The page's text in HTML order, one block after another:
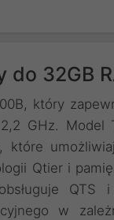
32GB
który
GHz. Model
Qtier i
QTS
w